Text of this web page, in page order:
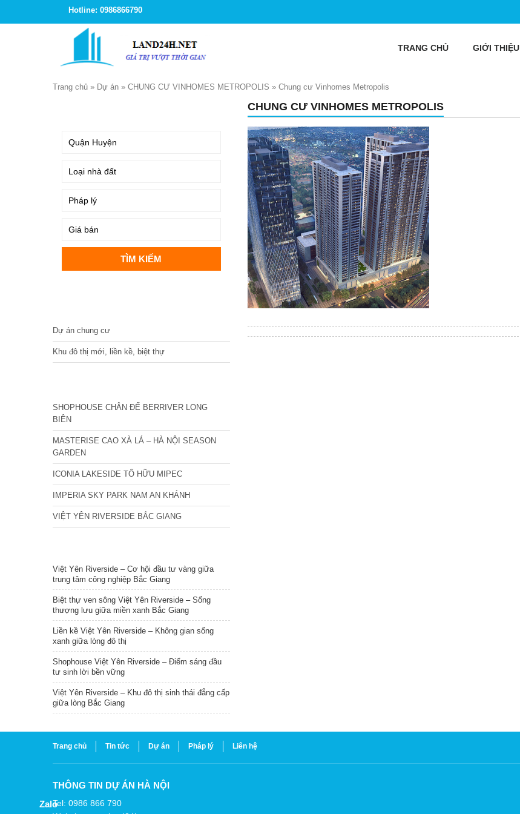
Hotline: 0986866790
TRANG CHỦ GIỚI THIỆU
Trang chủ » Dự án » CHUNG CƯ VINHOMES METROPOLIS » Chung cư Vinhomes Metropolis
CHUNG CƯ VINHOMES METROPOLIS
Dự án chung cư
Khu đô thị mới, liền kề, biệt thự
SHOPHOUSE CHÂN ĐẾ BERRIVER LONG
BIÊN
MASTERISE CAO XÀ LÁ – HÀ NỘI SEASON
GARDEN
ICONIA LAKESIDE TỐ HỮU MIPEC
IMPERIA SKY PARK NAM AN KHÁNH
VIỆT YÊN RIVERSIDE BẮC GIANG
Việt Yên Riverside – Cơ hội đầu tư vàng giữa
trung tâm công nghiệp Bắc Giang
Biệt thự ven sông Việt Yên Riverside – Sống
thượng lưu giữa miền xanh Bắc Giang
Liền kề Việt Yên Riverside – Không gian sống
xanh giữa lòng đô thị
Shophouse Việt Yên Riverside – Điểm sáng đầu
tư sinh lời bền vững
Việt Yên Riverside – Khu đô thị sinh thái đẳng cấp
giữa lòng Bắc Giang
Trang chủ Tin tức Dự án Pháp lý Liên hệ
THÔNG TIN DỰ ÁN HÀ NỘI
Tel: 0986 866 790
Zalo